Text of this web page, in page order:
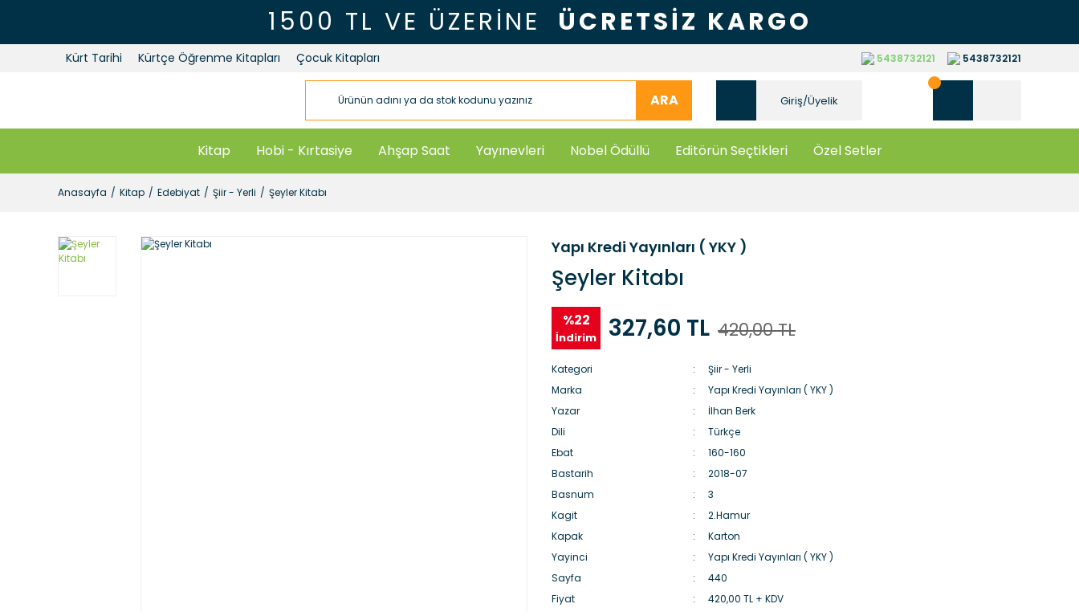
1500 TL VE ÜZERİNE ÜCRETSİZ KARGO
Kürt Tarihi Kürtçe Öğrenme Kitapları Çocuk Kitapları 5438732121 5438732121
ARA Giriş/Üyelik
Kitap Hobi - Kırtasiye Ahşap Saat Yayınevleri Nobel Ödüllü Editörün Seçtikleri Özel Setler
Anasayfa Kitap Edebiyat Şiir - Yerli Şeyler Kitabı
Yapı Kredi Yayınları ( YKY )
Şeyler Kitabı
%22
İndirim 327,60 TL 420,00 TL
Kategori
Şiir - Yerli
Marka
Yapı Kredi Yayınları ( YKY )
Yazar
İlhan Berk
Dili
Türkçe
Ebat
160-160
Bastarih
2018-07
Basnum
3
Kagit
2.Hamur
Kapak
Karton
Yayinci
Yapı Kredi Yayınları ( YKY )
Sayfa
440
Fiyat
420,00 TL + KDV